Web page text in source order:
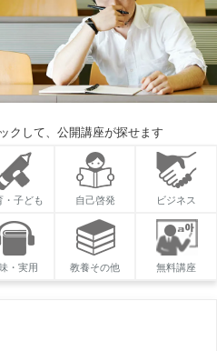
クして、公開講座が探せます
・子ども 自己啓発 ビジネス
・実用 教養その他 無料講座